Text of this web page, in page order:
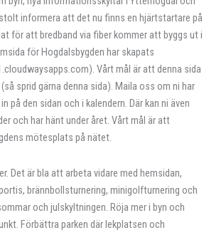
informera att det nu finns en hjärtstartare på
för att bredband via fiber kommer att byggs ut i
för Hogdalsbygden har skapats
Vårt mål är att denna sida
sprid gärna denna sida). Maila oss om ni har
på den sidan och i kalendern. Där kan ni även
och har hänt under året. Vårt mål är att
mötesplats på nätet.
Det är bla att arbeta vidare med hemsidan,
brännbollsturnering, minigolfturnering och
och julskyltningen. Röja mer i byn och
Förbättra parken där lekplatsen och